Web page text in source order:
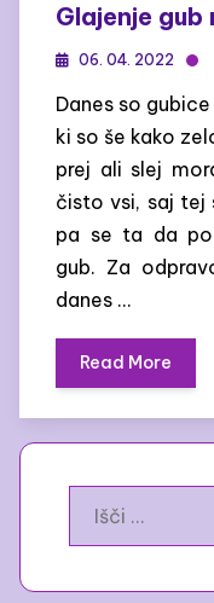
Glajenje
06. 04. 2022
Danes so
ki so še kako
prej ali slej
čisto vsi, saj tej
pa se ta da
gub. Za
danes …
Read More